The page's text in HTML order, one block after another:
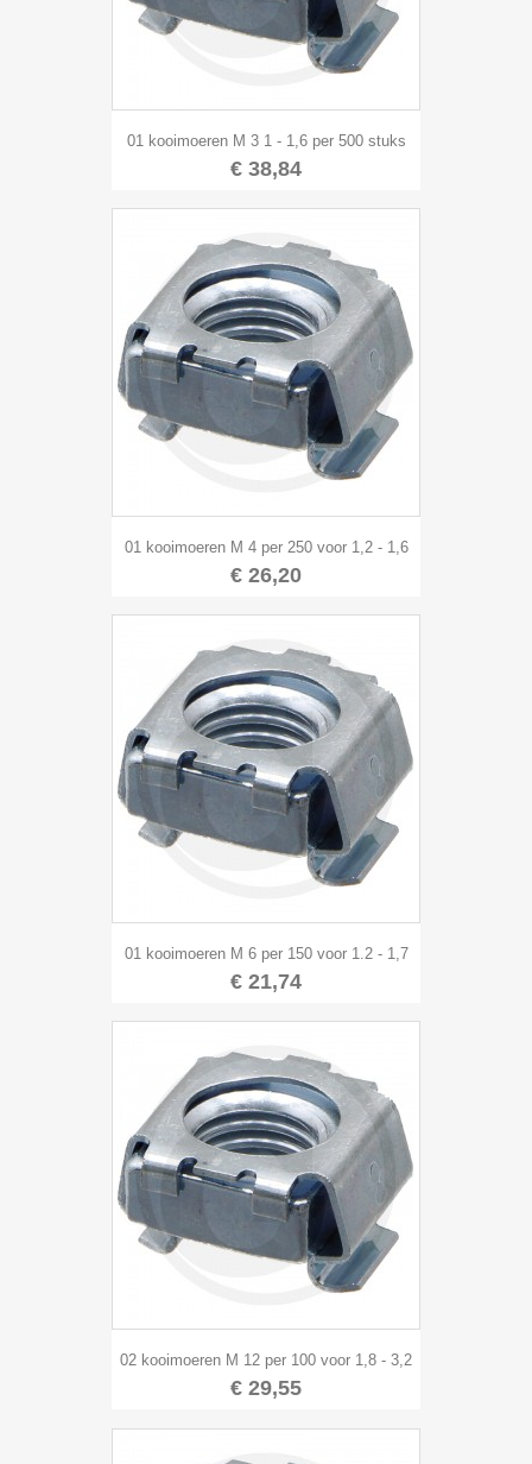
01 kooimoeren M 3 1 - 1,6 per 500 stuks
€ 38,84
01 kooimoeren M 4 per 250 voor 1,2 - 1,6
€ 26,20
01 kooimoeren M 6 per 150 voor 1.2 - 1,7
€ 21,74
02 kooimoeren M 12 per 100 voor 1,8 - 3,2
€ 29,55